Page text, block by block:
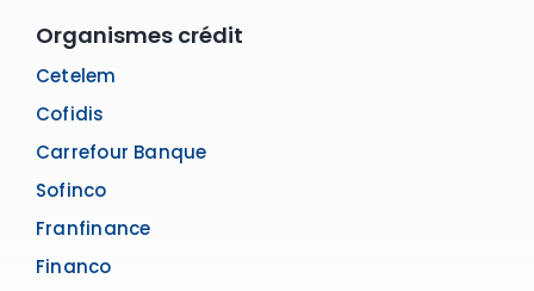
Organismes crédit
Cetelem
Cofidis
Carrefour Banque
Sofinco
Franfinance
Financo